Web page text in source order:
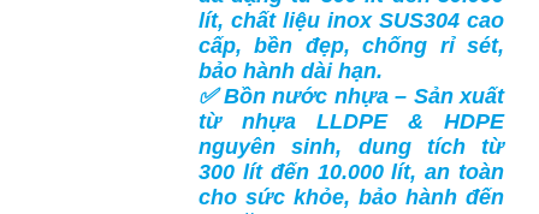
lít, chất liệu inox SUS304 cao
cấp, bền đẹp, chống rỉ sét,
bảo hành dài hạn.
✅ Bồn nước nhựa – Sản xuất
từ nhựa LLDPE & HDPE
nguyên sinh, dung tích từ
300 lít đến 10.000 lít, an toàn
cho sức khỏe, bảo hành đến